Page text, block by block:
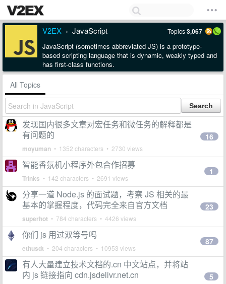
V2EX › JavaScript Topics3,067
JavaScript (sometimes abbreviated JS) is a prototype-
based scripting language that is dynamic, weakly typed and
has first-class functions.
All Topics
发现国内很多文章对宏任务和微任务的解释都是
有问题的
moyuman • 1352 characters • 2730 views
16
智能香氛机小程序外包合作招募
Trinks • 142 characters • 2691 views
1
分享一道 Node.js 的面试题，考察 JS 相关的最
基本的掌握程度，代码完全来自官方文档
superhot • 784 characters • 4426 views
23
你们 js 用过双等号吗
ethusdt • 204 characters • 10953 views
87
有人大量建立技术文档的.cn 中文站点，并将站
内 js 链接指向 cdn.jsdelivr.net.cn
5